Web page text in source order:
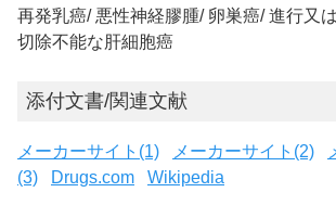
再発乳癌/ 悪性神経膠腫/ 卵巣癌/ 進行又
切除不能な肝細胞癌
添付文書/関連文献
メーカーサイト(1) メーカーサイト(2)
(3)
Drugs.com Wikipedia